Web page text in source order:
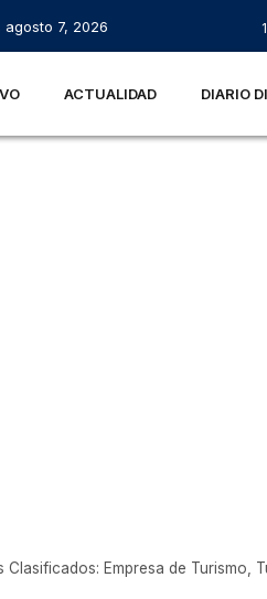
agosto 7, 2026
ACTUALIDAD DIARIO
Clasificados: Empresa de Turismo,